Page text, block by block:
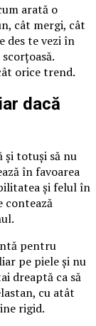
arată o
cât mergi, cât
des te vezi în
orice trend.
dacă
și totuși să nu
în favoarea
și felul în
contează
pentru
pe piele și nu
dreaptă ca să
cu atât
rigid.